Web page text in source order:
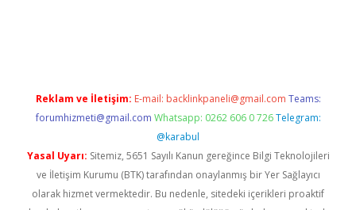
Reklam ve İletişim: E-mail: backlinkpaneli@gmail.com Teams:
forumhizmeti@gmail.com Whatsapp: 0262 606 0 726 Telegram:
@karabul
Yasal Uyarı: Sitemiz, 5651 Sayılı Kanun gereğince Bilgi Teknolojileri
ve İletişim Kurumu (BTK) tarafından onaylanmış bir Yer Sağlayıcı
olarak hizmet vermektedir. Bu nedenle, sitedeki içerikleri proaktif